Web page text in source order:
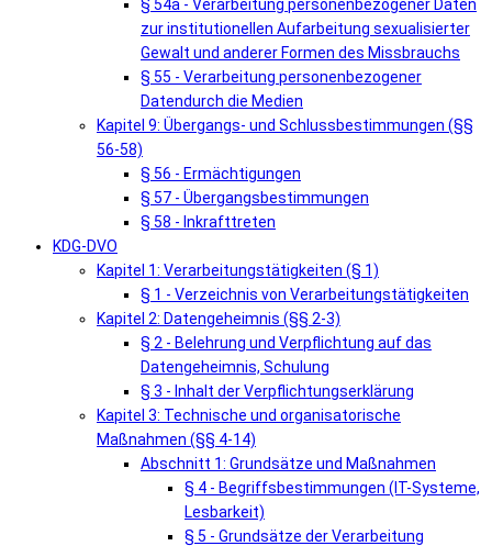
§ 54a - Verarbeitung personenbezogener Daten
zur institutionellen Aufarbeitung sexualisierter
Gewalt und anderer Formen des Missbrauchs
§ 55 - Verarbeitung personenbezogener
Datendurch die Medien
Kapitel 9: Übergangs- und Schlussbestimmungen (§§
56-58)
§ 56 - Ermächtigungen
§ 57 - Übergangsbestimmungen
§ 58 - Inkrafttreten
KDG-DVO
Kapitel 1: Verarbeitungstätigkeiten (§ 1)
§ 1 - Verzeichnis von Verarbeitungstätigkeiten
Kapitel 2: Datengeheimnis (§§ 2-3)
§ 2 - Belehrung und Verpflichtung auf das
Datengeheimnis, Schulung
§ 3 - Inhalt der Verpflichtungserklärung
Kapitel 3: Technische und organisatorische
Maßnahmen (§§ 4-14)
Abschnitt 1: Grundsätze und Maßnahmen
§ 4 - Begriffsbestimmungen (IT-Systeme,
Lesbarkeit)
§ 5 - Grundsätze der Verarbeitung